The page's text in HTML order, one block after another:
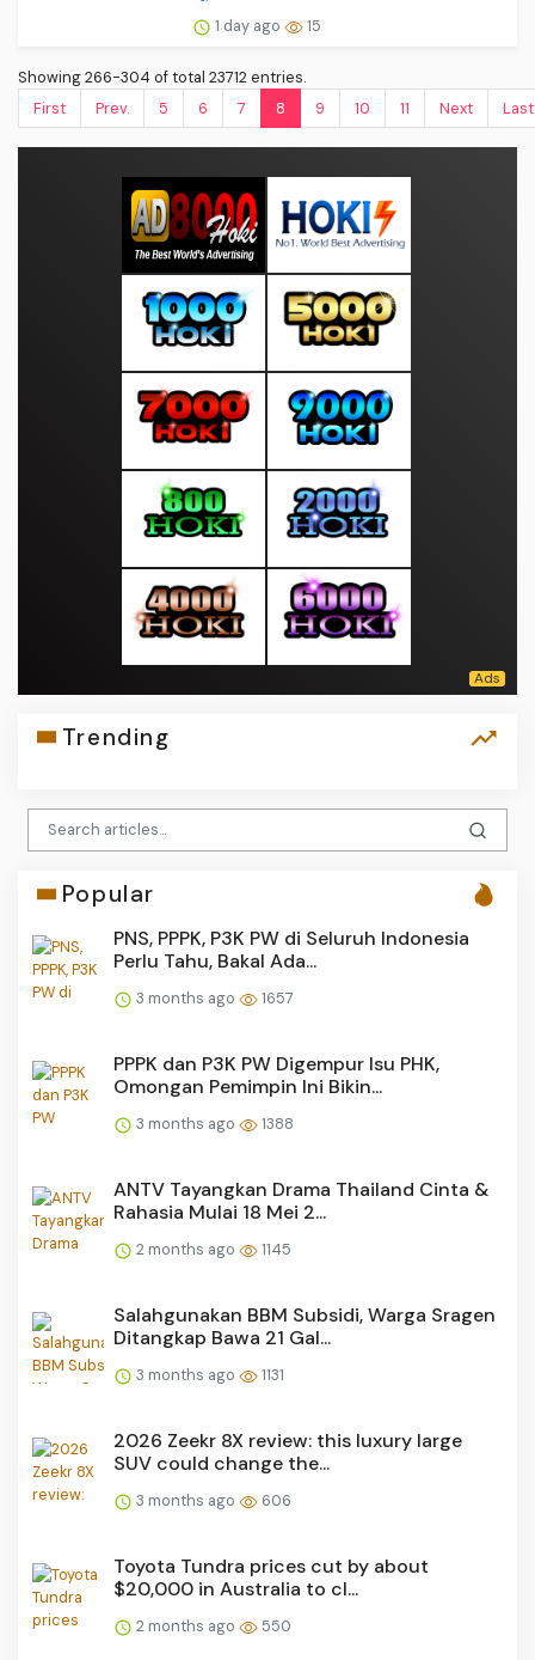
1 day ago 15
Showing 266-304 of total 23712 entries.
First
Prev. 5 6 7 8 9 10 11 Next Last
Trending
Popular
PNS, PPPK, P3K PW di Seluruh Indonesia
Perlu Tahu, Bakal Ada...
3 months ago 1657
PPPK dan P3K PW Digempur Isu PHK,
Omongan Pemimpin Ini Bikin...
3 months ago 1388
ANTV Tayangkan Drama Thailand Cinta &
Rahasia Mulai 18 Mei 2...
2 months ago 1145
Salahgunakan BBM Subsidi, Warga Sragen
Ditangkap Bawa 21 Gal...
3 months ago 1131
2026 Zeekr 8X review: this luxury large
SUV could change the...
3 months ago 606
Toyota Tundra prices cut by about
$20,000 in Australia to cl...
2 months ago 550